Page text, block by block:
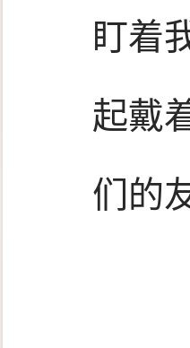
盯着
起戴
们的